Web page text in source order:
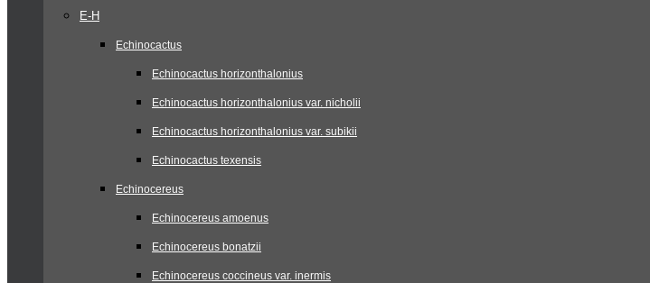
E-H
Echinocactus
Echinocactus horizonthalonius
Echinocactus horizonthalonius var. nicholii
Echinocactus horizonthalonius var. subikii
Echinocactus texensis
Echinocereus
Echinocereus amoenus
Echinocereus bonatzii
Echinocereus coccineus var. inermis